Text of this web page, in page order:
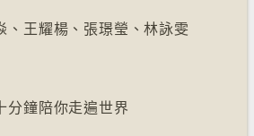
、王耀楊、張璟瑩、林詠雯
分鐘陪你走遍世界